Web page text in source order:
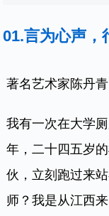
01.言为心声，
著名艺术家陈丹
我有一次在大学
年，二十四五岁
伙，立刻跑过来
师？我是从江西